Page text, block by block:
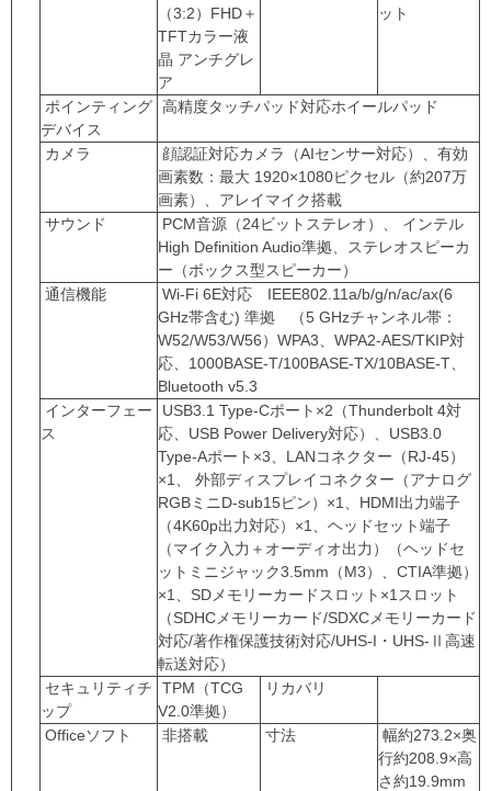
（3:2）FHD＋
TFTカラー液
晶 アンチグレ
ア
ット
ポインティング
デバイス
高精度タッチパッド対応ホイールパッド
カメラ
顔認証対応カメラ（AIセンサー対応）、有効
画素数：最大 1920×1080ピクセル（約207万
画素）、アレイマイク搭載
サウンド
PCM音源（24ビットステレオ）、 インテル
High Definition Audio準拠、ステレオスピーカ
ー（ボックス型スピーカー）
通信機能
Wi-Fi 6E対応 IEEE802.11a/b/g/n/ac/ax(6
GHz帯含む) 準拠 （5 GHzチャンネル帯：
W52/W53/W56）WPA3、WPA2-AES/TKIP対
応、1000BASE-T/100BASE-TX/10BASE-T、
Bluetooth v5.3
インターフェー
ス
USB3.1 Type-Cポート×2（Thunderbolt 4対
応、USB Power Delivery対応）、USB3.0
Type-Aポート×3、LANコネクター（RJ-45）
×1、 外部ディスプレイコネクター（アナログ
RGBミニD-sub15ピン）×1、HDMI出力端子
（4K60p出力対応）×1、ヘッドセット端子
（マイク入力＋オーディオ出力）（ヘッドセ
ットミニジャック3.5mm（M3）、CTIA準拠）
×1、SDメモリーカードスロット×1スロット
（SDHCメモリーカード/SDXCメモリーカード
対応/著作権保護技術対応/UHS-I・UHS-Ⅱ高速
転送対応）
セキュリティチ
ップ
TPM（TCG
V2.0準拠）
リカバリ
Officeソフト 非搭載 寸法
幅約273.2×奥
行約208.9×高
さ約19.9mm